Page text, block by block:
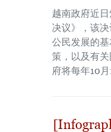
越南政府近
决议》，该
公民发展的
策，以及有
府将每年10月